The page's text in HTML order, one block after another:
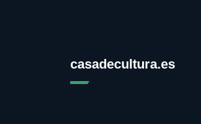
casadecultura.es